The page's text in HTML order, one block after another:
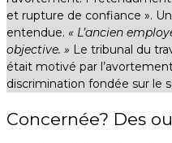
et rupture de confiance ».
entendue. « L’ancien
objective. » Le tribunal du
était motivé par
discrimination fondée sur le
Concernée? Des